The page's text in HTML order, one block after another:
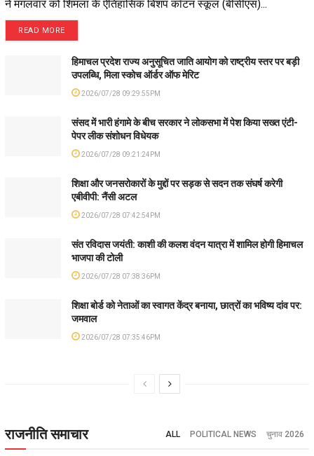
ने मंगलवार को शिमला के ऐतिहासिक बिशप कॉटन स्कूल (बीसीएस)...
READ MORE
हिमाचल प्रदेश राज्य अनुसूचित जाति आयोग को राष्ट्रीय स्तर पर बड़ी
उपलब्धि, मिला स्कोच ऑर्डर ऑफ मेरिट
2026/07/28 09:29:55PM
संसद में भारी हंगामे के बीच सरकार ने लोकसभा में पेश किया सख्त एंटी-
पेपर लीक संशोधन विधेयक
2026/07/28 09:21:24PM
शिक्षा और जनसरोकारों के मुद्दों पर सड़क से सदन तक संघर्ष करेगी
एबीवीपी: नैंसी अटल
2026/07/28 07:42:54PM
संत रविदास जयंती: काशी की कलश वंदन यात्रा में शामिल होगी हिमाचल
भाजपा की टोली
2026/07/28 07:38:36PM
शिक्षा बोर्ड को नेताओं का स्वागत केंद्र बनाया, छात्रों का भविष्य दांव पर:
जमवाल
2026/07/28 07:35:46PM
राजनीति समाचार ALL POLITICAL NEWS चुनाव 2026